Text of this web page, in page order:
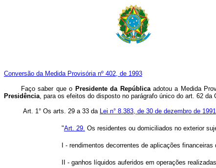
Conversão da Medida Provisória nº 402, de 1993
Faço saber que o Presidente da Repúblicaadotou a Medida
Presidência, para os efeitos do disposto no parágrafo único do art. 62 da
Art. 1° Os arts. 29 a 33 da Lei n° 8.383, de 30 de dezembro de
"Art. 29. Os residentes ou domiciliados no exterior
I - rendimentos decorrentes de aplicações financeiras
II - ganhos líquidos auferidos em operações